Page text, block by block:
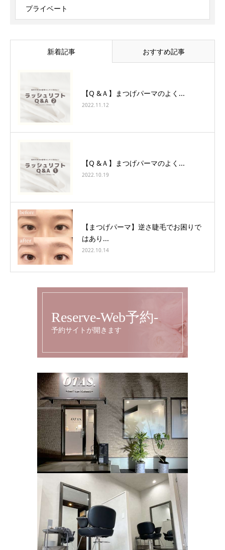
プライベート
新着記事 おすすめ記事
【Q &Ａ】まつげパーマのよく...
2022.11.12
【Q &Ａ】まつげパーマのよく...
2022.10.19
【まつげパーマ】逆さ睫毛でお困りで
はあり...
2022.10.14
Reserve-Web予約-
予約サイトが開きます